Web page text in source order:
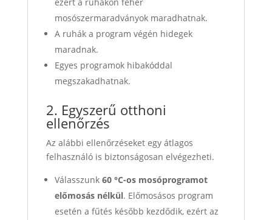
ezért a ruhákon fehér
mosószermaradványok maradhatnak.
A ruhák a program végén hidegek
maradnak.
Egyes programok hibakóddal
megszakadhatnak.
2. Egyszerű otthoni
ellenőrzés
Az alábbi ellenőrzéseket egy átlagos
felhasználó is biztonságosan elvégezheti.
Válasszunk 60 °C-os mosóprogramot
előmosás nélkül. Előmosásos program
esetén a fűtés később kezdődik, ezért az